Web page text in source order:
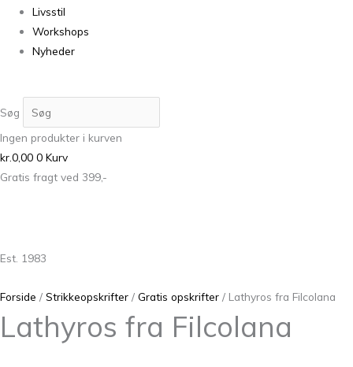
Livsstil
Workshops
Nyheder
Søg
Ingen produkter i kurven
kr.0,00 0 Kurv
Gratis fragt ved 399,-
Est. 1983
Forside / Strikkeopskrifter / Gratis opskrifter / Lathyros fra Filcolana
Lathyros fra Filcolana